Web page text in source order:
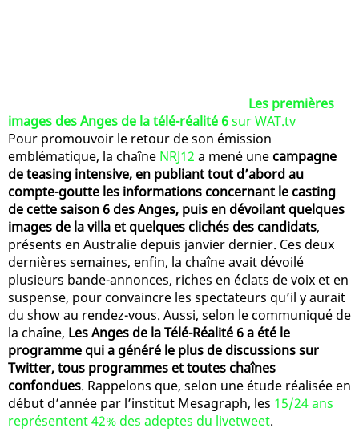
Les premières
images des Anges de la télé-réalité 6sur WAT.tv
Pour promouvoir le retour de son émission
emblématique, la chaîne NRJ12 a mené une campagne
de teasing intensive, en publiant tout d’abord au
compte-goutte les informations concernant le casting
de cette saison 6 des Anges, puis en dévoilant quelques
images de la villa et quelques clichés des candidats,
présents en Australie depuis janvier dernier. Ces deux
dernières semaines, enfin, la chaîne avait dévoilé
plusieurs bande-annonces, riches en éclats de voix et en
suspense, pour convaincre les spectateurs qu’il y aurait
du show au rendez-vous. Aussi, selon le communiqué de
la chaîne, Les Anges de la Télé-Réalité 6 a été le
programme qui a généré le plus de discussions sur
Twitter, tous programmes et toutes chaînes
confondues. Rappelons que, selon une étude réalisée en
début d’année par l’institut Mesagraph, les 15/24 ans
représentent 42% des adeptes du livetweet.